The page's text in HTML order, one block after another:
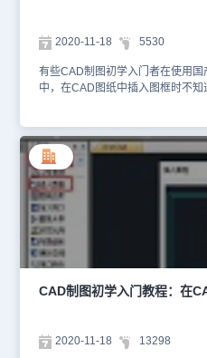
纸中插入图框的CAD制图初学入门
哦！
2020-11-18 5530
有些CAD制图初学入门者在使用
中，在CAD图纸中插入图框时不
的操作步骤吧！CAD图纸中图框
辰CAD建筑软件；2、然后找到
件布图→插入图框(CRTK)；由图库
实时组成图框插入，使用方法如下
图幅格式是横式还是立式，然后选
寸，需加长时从加长中选取相应的
在图长和图宽栏内键入。2）图纸
下插入则选择出图比例，再确定是
题栏还是使用通长标题栏。3）如
钮后，进入图框库选择按水平图签
还有附件栏要求插入，单击选择按
幕上出现一个可拖动的蓝色图框，
是否合适，在合适位置取点插入图
CAD制图初学入门教程：在
2020-11-18 13298